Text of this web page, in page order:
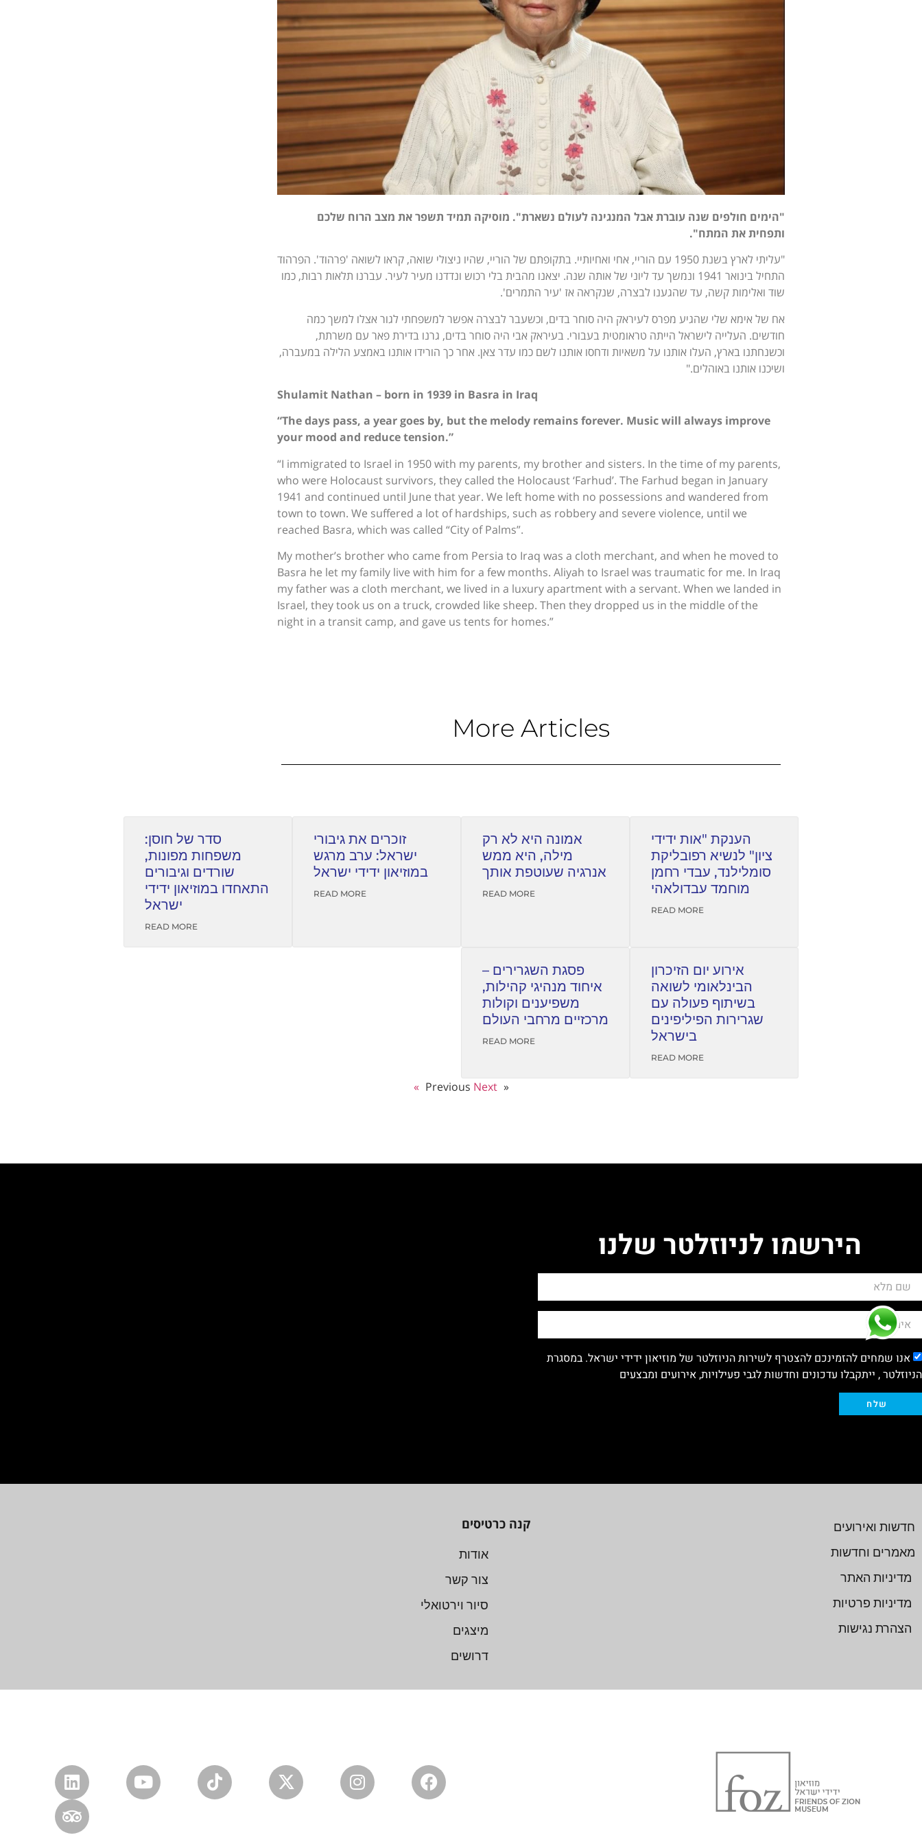
"הימים חולפים שנה עוברת אבל המנגינה לעולם נשארת". מוסיקה תמיד תשפר את מצב הרוח שלכם
ותפחית את המתח".
"עליתי לארץ בשנת 1950 עם הוריי, אחי ואחיותיי. בתקופתם של הוריי, שהיו ניצולי שואה, קראו לשואה 'פרהוד'. הפרהוד
התחיל בינואר 1941 ונמשך עד ליוני של אותה שנה. יצאנו מהבית בלי רכוש ונדדנו מעיר לעיר. עברנו תלאות רבות, כמו
שוד ואלימות קשה, עד שהגענו לבצרה, שנקראה אז 'עיר התמרים'.
אח של אימא שלי שהגיע מפרס לעיראק היה סוחר בדים, וכשעבר לבצרה אפשר למשפחתי לגור אצלו למשך כמה
חודשים. העלייה לישראל הייתה טראומטית בעבורי. בעיראק אבי היה סוחר בדים, גרנו בדירת פאר עם משרתת,
וכשנחתנו בארץ, העלו אותנו על משאיות ודחסו אותנו לשם כמו עדר צאן. אחר כך הורידו אותנו באמצע הלילה במעברה,
ושיכנו אותנו באוהלים."
Shulamit Nathan – born in 1939 in Basra in Iraq
“The days pass, a year goes by, but the melody remains forever. Music will always improve
your mood and reduce tension.”
“I immigrated to Israel in 1950 with my parents, my brother and sisters. In the time of my parents,
who were Holocaust survivors, they called the Holocaust ‘Farhud’. The Farhud began in January
1941 and continued until June that year. We left home with no possessions and wandered from
town to town. We suffered a lot of hardships, such as robbery and severe violence, until we
reached Basra, which was called “City of Palms”.
My mother’s brother who came from Persia to Iraq was a cloth merchant, and when he moved to
Basra he let my family live with him for a few months. Aliyah to Israel was traumatic for me. In Iraq
my father was a cloth merchant, we lived in a luxury apartment with a servant. When we landed in
Israel, they took us on a truck, crowded like sheep. Then they dropped us in the middle of the
night in a transit camp, and gave us tents for homes.”
More Articles
הענקת "אות ידידי
ציון" לנשיא רפובליקת
סומלילנד, עבדי רחמן
מוחמד עבדולאהי
READ MORE
אמונה היא לא רק
מילה, היא ממש
אנרגיה שעוטפת אותך
READ MORE
זוכרים את גיבורי
ישראל: ערב מרגש
במוזיאון ידידי ישראל
READ MORE
סדר של חוסן:
משפחות מפונות,
שורדים וגיבורים
התאחדו במוזיאון ידידי
ישראל
READ MORE
אירוע יום הזיכרון
הבינלאומי לשואה
בשיתוף פעולה עם
שגרירות הפיליפינים
בישראל
READ MORE
פסגת השגרירים –
איחוד מנהיגי קהילות,
משפיענים וקולות
מרכזיים מרחבי העולם
READ MORE
« Previous
Next »
הירשמו לניוזלטר שלנו
אנו שמחים להזמינכם להצטרף לשירות הניוזלטר של מוזיאון ידידי ישראל. במסגרת
הניוזלטר , ייתקבלו עדכונים וחדשות לגבי פעילויות, אירועים ומבצעים
שלח
חדשות ואירועים
מאמרים וחדשות
מדיניות האתר
מדיניות פרטיות
הצהרת נגישות
קנה כרטיסים
אודות
צור קשר
סיור וירטואלי
מיצגים
דרושים